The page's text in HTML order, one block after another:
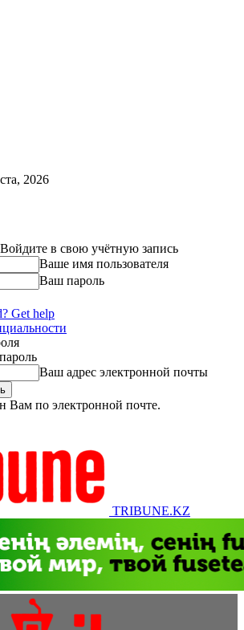
2026
в свою учётную запись
Ваше имя пользователя
Ваш пароль
Get help
Ваш адрес электронной почты
Вам по электронной почте.
TRIBUNE.KZ